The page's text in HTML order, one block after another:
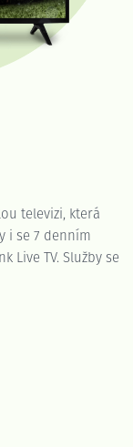
televizi, která
i se 7 denním
Live TV. Služby se